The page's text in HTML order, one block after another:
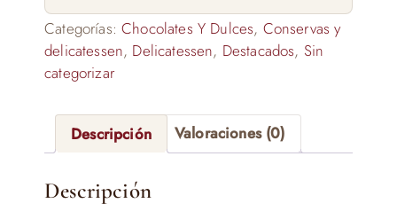
Categorías:Chocolates Y Dulces, Conservas y
delicatessen, Delicatessen, Destacados, Sin
categorizar
Descripción Valoraciones (0)
Descripción